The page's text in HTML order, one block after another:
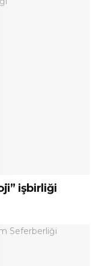
işbirliği